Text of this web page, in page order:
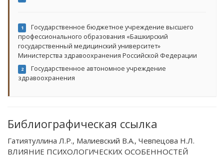
1
Государственное бюджетное учреждение высшего
профессионального образования «Башкирский
государственный медицинский университет»
Министерства здравоохранения Российской Федерации
2
Государственное автономное учреждение
здравоохранения
Библиографическая ссылка
Гатиятуллина Л.Р., Малиевский В.А., Чевпецова Н.Л.
ВЛИЯНИЕ ПСИХОЛОГИЧЕСКИХ ОСОБЕННОСТЕЙ